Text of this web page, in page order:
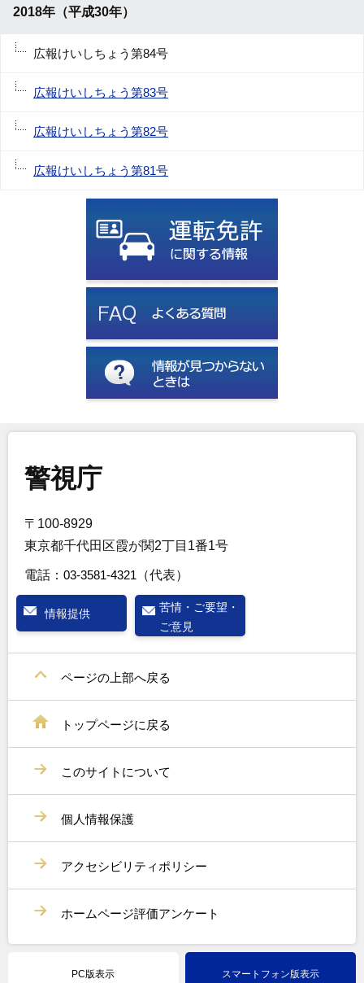
2018年（平成30年）
広報けいしちょう第84号
広報けいしちょう第83号
広報けいしちょう第82号
広報けいしちょう第81号
警視庁
〒100-8929
東京都千代田区霞が関2丁目1番1号
電話： 03-3581-4321 （代表）
情報提供
苦情・ご要望・
ご意見
ページの上部へ戻る
トップページに戻る
このサイトについて
個人情報保護
アクセシビリティポリシー
ホームページ評価アンケート
PC版表示 スマートフォン版表示